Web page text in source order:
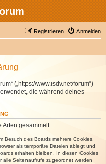
Anmelden
Registrieren
(„https://www.isdv.net/forum“)
die während deines
Arten gesammelt:
Besuch des Boards mehrere Cookies.
als temporäre Dateien ablegt und
erhalten bleiben. In diesen Cookies
alle Seitenaufrufe zugeordnet werden